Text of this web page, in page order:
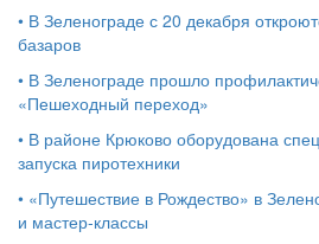
• В Зеленограде с 20 декабря
базаров
• В Зеленограде прошло
«Пешеходный переход»
• В районе Крюково оборудована
запуска пиротехники
• «Путешествие в Рождество» в
и мастер‑классы